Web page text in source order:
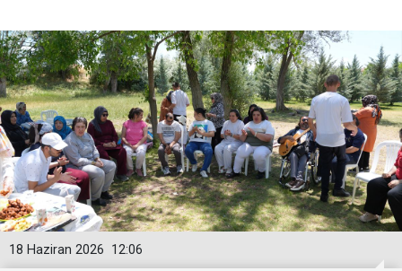
12:06
18 Haziran 2026